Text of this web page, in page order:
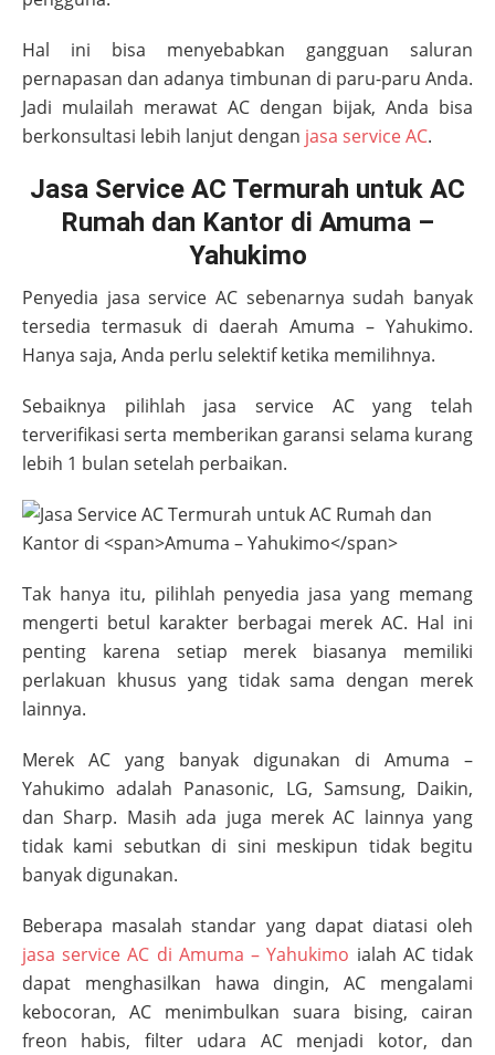
Hal ini bisa menyebabkan gangguan saluran
pernapasan dan adanya timbunan di paru-paru Anda.
Jadi mulailah merawat AC dengan bijak, Anda bisa
berkonsultasi lebih lanjut dengan jasa service AC.
Jasa Service AC Termurah untuk AC
Rumah dan Kantor di Amuma –
Yahukimo
Penyedia jasa service AC sebenarnya sudah banyak
tersedia termasuk di daerah Amuma – Yahukimo.
Hanya saja, Anda perlu selektif ketika memilihnya.
Sebaiknya pilihlah jasa service AC yang telah
terverifikasi serta memberikan garansi selama kurang
lebih 1 bulan setelah perbaikan.
Tak hanya itu, pilihlah penyedia jasa yang memang
mengerti betul karakter berbagai merek AC. Hal ini
penting karena setiap merek biasanya memiliki
perlakuan khusus yang tidak sama dengan merek
lainnya.
Merek AC yang banyak digunakan di Amuma –
Yahukimo adalah Panasonic, LG, Samsung, Daikin,
dan Sharp. Masih ada juga merek AC lainnya yang
tidak kami sebutkan di sini meskipun tidak begitu
banyak digunakan.
Beberapa masalah standar yang dapat diatasi oleh
jasa service AC di Amuma – Yahukimo ialah AC tidak
dapat menghasilkan hawa dingin, AC mengalami
kebocoran, AC menimbulkan suara bising, cairan
freon habis, filter udara AC menjadi kotor, dan